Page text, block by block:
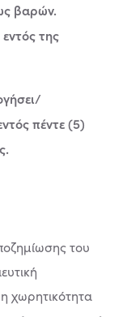
βαρών.
της
πέντε (5)
του
χωρητικότητα